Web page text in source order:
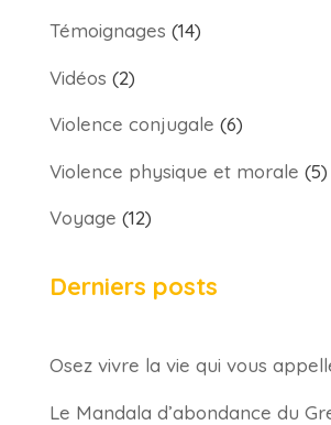
Témoignages (14)
Vidéos (2)
Violence conjugale (6)
Violence physique et morale (5)
Voyage (12)
Derniers posts
Osez vivre la vie qui vous
Le Mandala d’abondance du